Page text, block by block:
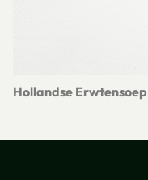
Hollandse Erwtensoep